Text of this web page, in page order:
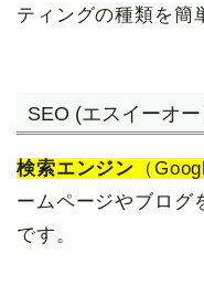
ティングの種類を簡
SEO (エスイーオ
検索エンジン （
ームページやブログ
です。